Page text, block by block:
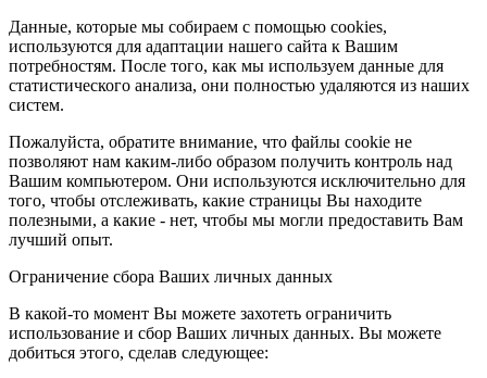
Данные, которые мы собираем с помощью cookies,
используются для адаптации нашего сайта к Вашим
потребностям. После того, как мы используем данные для
статистического анализа, они полностью удаляются из наших
систем.
Пожалуйста, обратите внимание, что файлы cookie не
позволяют нам каким-либо образом получить контроль над
Вашим компьютером. Они используются исключительно для
того, чтобы отслеживать, какие страницы Вы находите
полезными, а какие - нет, чтобы мы могли предоставить Вам
лучший опыт.
Ограничение сбора Ваших личных данных
В какой-то момент Вы можете захотеть ограничить
использование и сбор Ваших личных данных. Вы можете
добиться этого, сделав следующее: